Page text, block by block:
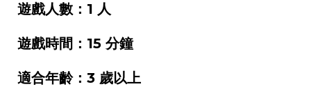
遊戲人數：1 人
遊戲時間：15 分鐘
適合年齡：3 歲以上